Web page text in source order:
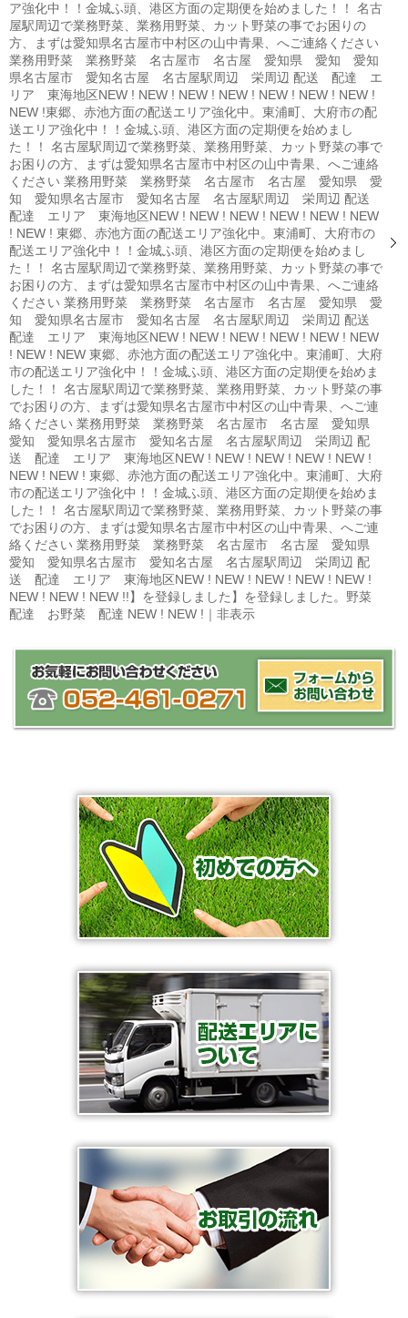
ア強化中！！金城ふ頭、港区方面の定期便を始めました！！ 名古
屋駅周辺で業務野菜、業務用野菜、カット野菜の事でお困りの
方、まずは愛知県名古屋市中村区の山中青果、へご連絡ください
業務用野菜 業務野菜 名古屋市 名古屋 愛知県 愛知 愛知
県名古屋市 愛知名古屋 名古屋駅周辺 栄周辺 配送 配達 エ
リア 東海地区NEW ! NEW ! NEW ! NEW ! NEW ! NEW ! NEW !
NEW !東郷、赤池方面の配送エリア強化中。東浦町、大府市の配
送エリア強化中！！金城ふ頭、港区方面の定期便を始めまし
た！！ 名古屋駅周辺で業務野菜、業務用野菜、カット野菜の事で
お困りの方、まずは愛知県名古屋市中村区の山中青果、へご連絡
ください 業務用野菜 業務野菜 名古屋市 名古屋 愛知県 愛
知 愛知県名古屋市 愛知名古屋 名古屋駅周辺 栄周辺 配送
配達 エリア 東海地区NEW ! NEW ! NEW ! NEW ! NEW ! NEW
! NEW ! 東郷、赤池方面の配送エリア強化中。東浦町、大府市の
配送エリア強化中！！金城ふ頭、港区方面の定期便を始めまし
た！！ 名古屋駅周辺で業務野菜、業務用野菜、カット野菜の事で
お困りの方、まずは愛知県名古屋市中村区の山中青果、へご連絡
ください 業務用野菜 業務野菜 名古屋市 名古屋 愛知県 愛
知 愛知県名古屋市 愛知名古屋 名古屋駅周辺 栄周辺 配送
配達 エリア 東海地区NEW ! NEW ! NEW ! NEW ! NEW ! NEW
! NEW ! NEW 東郷、赤池方面の配送エリア強化中。東浦町、大府
市の配送エリア強化中！！金城ふ頭、港区方面の定期便を始めま
した！！ 名古屋駅周辺で業務野菜、業務用野菜、カット野菜の事
でお困りの方、まずは愛知県名古屋市中村区の山中青果、へご連
絡ください 業務用野菜 業務野菜 名古屋市 名古屋 愛知県
愛知 愛知県名古屋市 愛知名古屋 名古屋駅周辺 栄周辺 配
送 配達 エリア 東海地区NEW ! NEW ! NEW ! NEW ! NEW !
NEW ! NEW ! 東郷、赤池方面の配送エリア強化中。東浦町、大府
市の配送エリア強化中！！金城ふ頭、港区方面の定期便を始めま
した！！ 名古屋駅周辺で業務野菜、業務用野菜、カット野菜の事
でお困りの方、まずは愛知県名古屋市中村区の山中青果、へご連
絡ください 業務用野菜 業務野菜 名古屋市 名古屋 愛知県
愛知 愛知県名古屋市 愛知名古屋 名古屋駅周辺 栄周辺 配
送 配達 エリア 東海地区NEW ! NEW ! NEW ! NEW ! NEW !
NEW ! NEW ! NEW !!】を登録しました】を登録しました。野菜
配達 お野菜 配達 NEW ! NEW !｜非表示